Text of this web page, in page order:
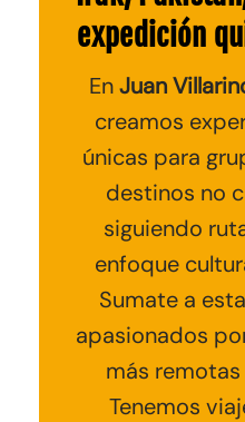
expedición
EnJuan
creamos
únicas para
destinos no
siguiendo
enfoque
Sumate a
apasionados
más
Tenemos